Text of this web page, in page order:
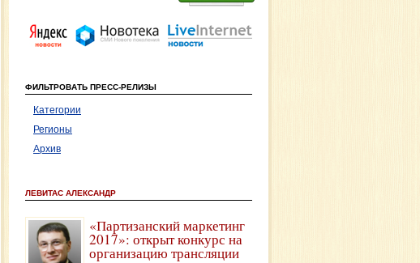
ФИЛЬТРОВАТЬ ПРЕСС-РЕЛИЗЫ
Категории
Регионы
Архив
ЛЕВИТАС АЛЕКСАНДР
«Партизанский маркетинг
2017»: открыт конкурс на
организацию трансляции